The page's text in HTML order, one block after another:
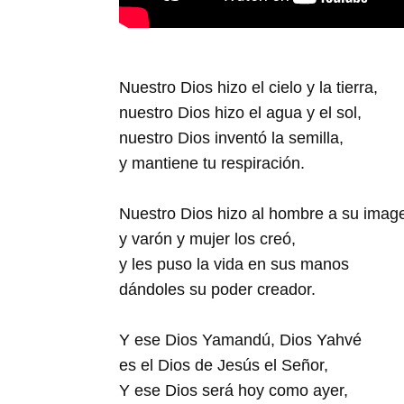
Nuestro Dios hizo el cielo y la tierra,
nuestro Dios hizo el agua y el sol,
nuestro Dios inventó la semilla,
y mantiene tu respiración.
Nuestro Dios hizo al hombre a su
y varón y mujer los creó,
y les puso la vida en sus manos
dándoles su poder creador.
Y ese Dios Yamandú, Dios Yahvé
es el Dios de Jesús el Señor,
Y ese Dios será hoy como ayer,